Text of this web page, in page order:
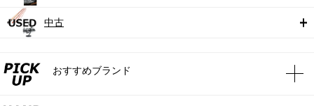
中古
おすすめブランド